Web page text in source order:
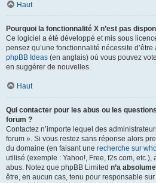
Haut
Pourquoi la fonctionnalité X n’est pas
Ce logiciel a été développé et mis sous
pensez qu’une fonctionnalité nécessite
phpBB Ideas (en anglais) où vous pouvez
en suggérer de nouvelles.
Haut
Qui contacter pour les abus ou les
forum ?
Contactez n’importe lequel des
forum ». Si vous restez sans réponse alors
du domaine (en faisant une recherche sur
utilisé (exemple : Yahoo!, Free, f2s.com,
abus. Notez que phpBB Limited n’a
être, en aucun cas, tenu pour responsable sur